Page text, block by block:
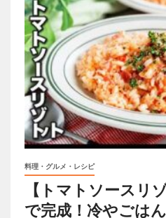
料理・グルメ・レシピ
【トマトソースリ
で完成！冷やごは